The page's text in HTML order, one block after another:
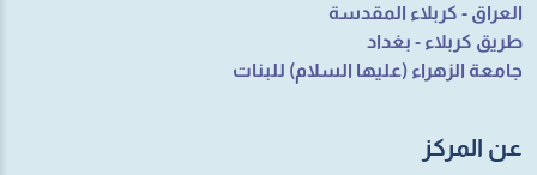
العراق - كربلاء المقدسة
طريق كربلاء - بغداد
جامعة الزهراء (عليها السلام) للبنات
عن المركز